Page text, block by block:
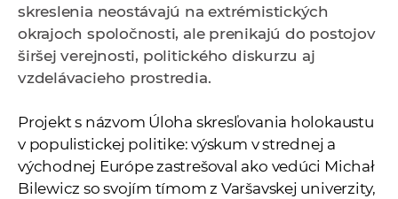
v
o
c
h
S
skreslenia neostávajú na extrémistických
okrajoch spoločnosti, ale prenikajú do postojov
širšej verejnosti, politického diskurzu aj
vzdelávacieho prostredia.
Projekt s názvom Úloha skresľovania holokaustu
v populistickej politike: výskum v strednej a
východnej Európe zastrešoval ako vedúci Michał
Bilewicz so svojím tímom z Varšavskej univerzity,